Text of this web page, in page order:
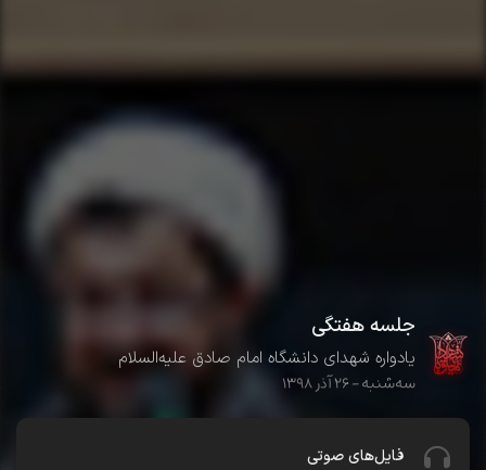
جلسه هفتگی
یادواره شهدای دانشگاه امام صادق علیه‌السلام
سه‌شنبه - ۲۶ آذر ۱۳۹۸
فایل‌های صوتی